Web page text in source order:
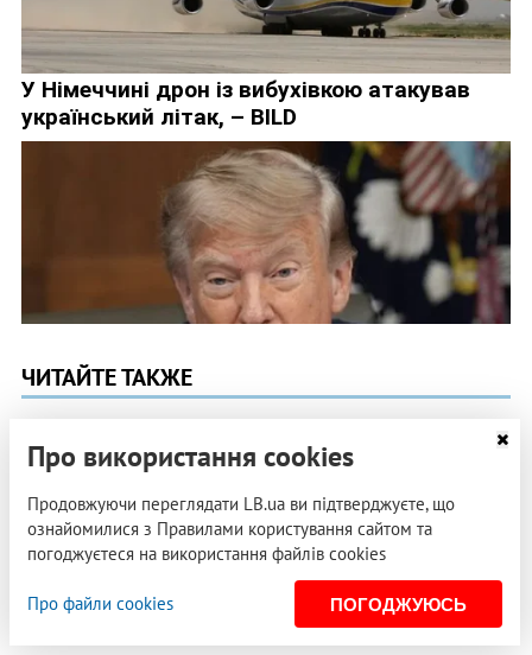
ЧИТАЙТЕ ТАКЖЕ
КОСТЬ БОНДАРЕНКО
Нам год!
АННА ШЕВЧУК
…а посредине – 100-метровый Ленин
Про використання cookies
Продовжуючи переглядати LB.ua ви підтверджуєте, що
ознайомилися з Правилами користування сайтом та
погоджуєтеся на використання файлів cookies
Про файли cookies ПОГОДЖУЮСЬ